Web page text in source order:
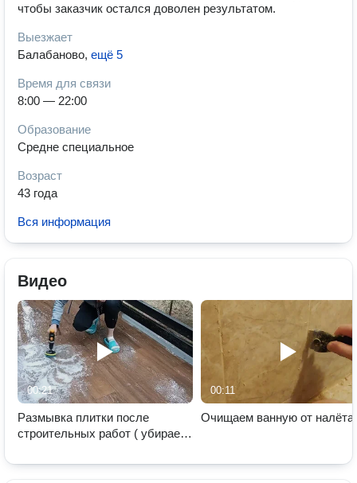
чтобы заказчик остался доволен результатом.
Выезжает
Балабаново, ещё 5
Время для связи
8:00 — 22:00
Образование
Средне специальное
Возраст
43 года
Вся информация
Видео
00:21
Размывка плитки после
строительных работ ( убираем
00:11
Очищаем ванную от налёта